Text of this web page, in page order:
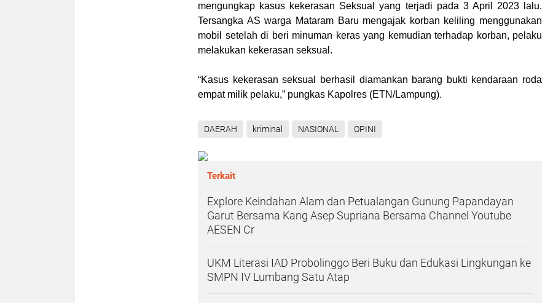
mengungkap kasus kekerasan Seksual yang terjadi pada 3 April 2023 lalu.
Tersangka AS warga Mataram Baru mengajak korban keliling menggunakan
mobil setelah di beri minuman keras yang kemudian terhadap korban, pelaku
melakukan kekerasan seksual.
“Kasus kekerasan seksual berhasil diamankan barang bukti kendaraan roda
empat milik pelaku,” pungkas Kapolres (ETN/Lampung).
DAERAH kriminal NASIONAL OPINI
Terkait
Explore Keindahan Alam dan Petualangan Gunung Papandayan
Garut Bersama Kang Asep Supriana Bersama Channel Youtube
AESEN Cr
UKM Literasi IAD Probolinggo Beri Buku dan Edukasi Lingkungan ke
SMPN IV Lumbang Satu Atap